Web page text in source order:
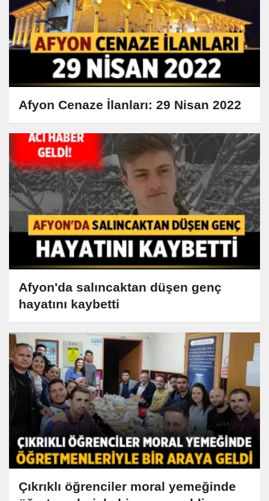
Afyon Cenaze İlanları: 29 Nisan 2022
Afyon'da salıncaktan düşen genç
hayatını kaybetti
Çıkrıklı öğrenciler moral yemeğinde